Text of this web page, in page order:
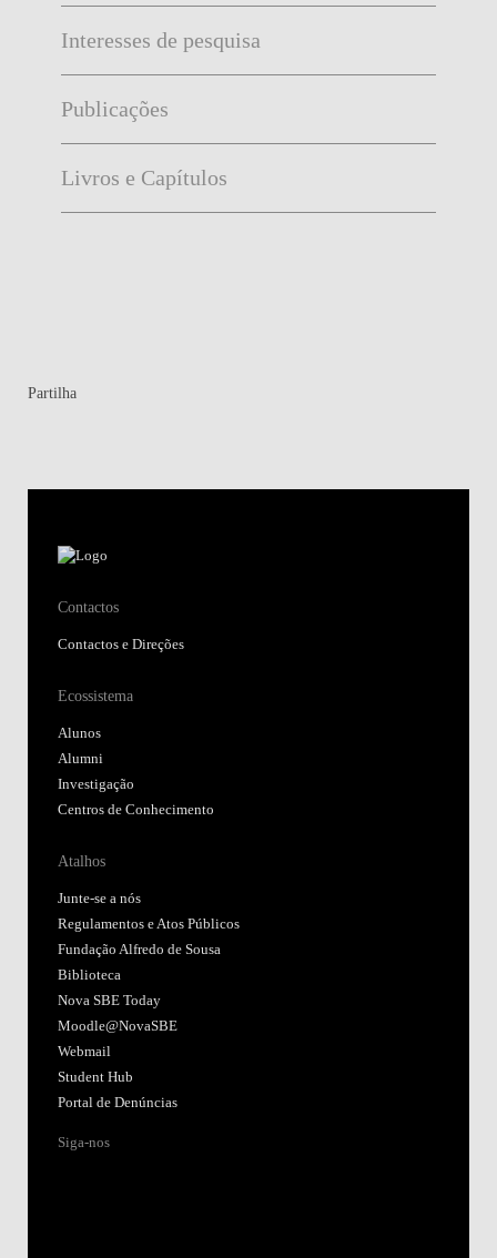
Interesses de pesquisa
Publicações
Livros e Capítulos
Partilha
Contactos
Contactos e Direções
Ecossistema
Alunos
Alumni
Investigação
Centros de Conhecimento
Atalhos
Junte-se a nós
Regulamentos e Atos Públicos
Fundação Alfredo de Sousa
Biblioteca
Nova SBE Today
Moodle@NovaSBE
Webmail
Student Hub
Portal de Denúncias
Siga-nos